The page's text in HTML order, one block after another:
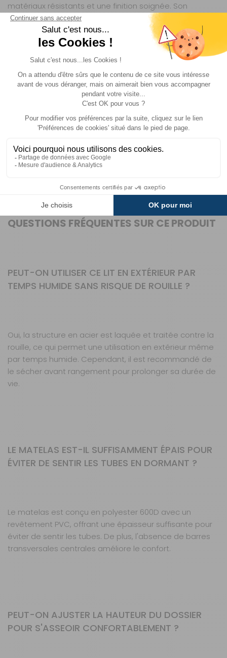
matériaux résistants et une finition soignée. Son
système de montage sans outils réduit les risques
d’usure prématurée, tandis que sa structure en acier
laqué résiste aux chocs et à la corrosion. Que vous
l’utilisiez occasionnellement ou de manière intensive, il
années. Un choix judicieux pour les voyageurs exigeants,
qui privilégient la qualité et la fiabilité.
Disc-O-Bed est une marque spécialisée dans les
solutions de couchage modulaires et compactes pour
les amateurs de plein air. Reconnue pour son système
de disques breveté, elle propose des lits de camp
robustes, faciles à monter et adaptés aux contraintes
des camping-cars, caravanes et vans. Ses produits
attentes des voyageurs les plus exigeants.
QUESTIONS FRÉQUENTES SUR CE PRODUIT
PEUT-ON UTILISER CE LIT EN EXTÉRIEUR PAR
TEMPS HUMIDE SANS RISQUE DE ROUILLE ?
Oui, la structure en acier est laquée et traitée contre la
rouille, ce qui permet une utilisation en extérieur même
par temps humide. Cependant, il est recommandé de
le sécher avant rangement pour prolonger sa durée de
vie.
LE MATELAS EST-IL SUFFISAMMENT ÉPAIS POUR
ÉVITER DE SENTIR LES TUBES EN DORMANT ?
Le matelas est conçu en polyester 600D avec un
revêtement PVC, offrant une épaisseur suffisante pour
éviter de sentir les tubes. De plus, l'absence de barres
transversales centrales améliore le confort.
PEUT-ON AJUSTER LA HAUTEUR DU DOSSIER
POUR S'ASSEOIR CONFORTABLEMENT ?